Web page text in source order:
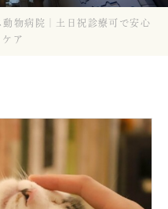
物病院｜土日祝診療可で安心
ケア